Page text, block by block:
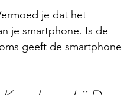
je dat het
je smartphone. Is de
geeft de smartphone